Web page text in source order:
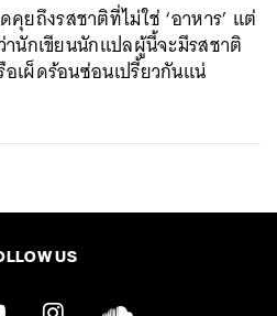
ถึงรสชาติที่ไม่ใช่ ‘อาหาร’ แต่
านักเขียนนักแปลผู้นี้จะมีรสชาติ
เผ็ดร้อนซ่อนเปรี้ยวกันแน่
US